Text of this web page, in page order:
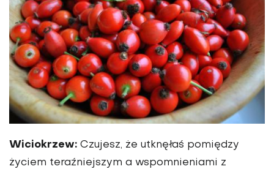
Wiciokrzew: Czujesz, że utknęłaś pomiędzy
życiem teraźniejszym a wspomnieniami z